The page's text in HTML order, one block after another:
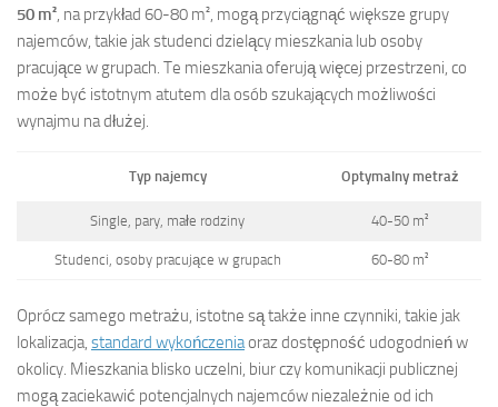
50 m², na przykład 60-80 m², mogą przyciągnąć większe grupy
najemców, takie jak studenci dzielący mieszkania lub osoby
pracujące w grupach. Te mieszkania oferują więcej przestrzeni, co
może być istotnym atutem dla osób szukających możliwości
wynajmu na dłużej.
Typ najemcy Optymalny metraż
Single, pary, małe rodziny 40-50 m²
Studenci, osoby pracujące w grupach 60-80 m²
Oprócz samego metrażu, istotne są także inne czynniki, takie jak
lokalizacja, standard wykończeniaoraz dostępność udogodnień w
okolicy. Mieszkania blisko uczelni, biur czy komunikacji publicznej
mogą zaciekawić potencjalnych najemców niezależnie od ich